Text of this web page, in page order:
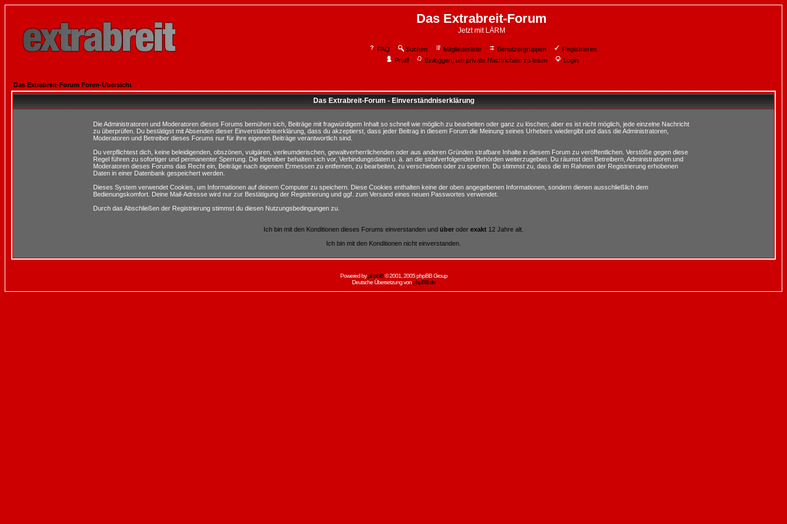
Das Extrabreit-Forum
Jetzt mit LÄRM
FAQ Suchen Mitgliederliste Benutzergruppen
Registrieren
Profil
Einloggen, um private Nachrichten zu lesen Login
Das Extrabreit-Forum Foren-Übersicht
Das Extrabreit-Forum - Einverständniserklärung
Die Administratoren und Moderatoren dieses Forums bemühen sich, Beiträge mit fragwürdigem Inhalt so schnell wie möglich zu bearbeiten oder ganz zu löschen; aber es ist nicht möglich, jede einzelne Nachricht
zu überprüfen. Du bestätigst mit Absenden dieser Einverständniserklärung, dass du akzeptierst, dass jeder Beitrag in diesem Forum die Meinung seines Urhebers wiedergibt und dass die Administratoren,
Moderatoren und Betreiber dieses Forums nur für ihre eigenen Beiträge verantwortlich sind.
Du verpflichtest dich, keine beleidigenden, obszönen, vulgären, verleumderischen, gewaltverherrlichenden oder aus anderen Gründen strafbare Inhalte in diesem Forum zu veröffentlichen. Verstöße gegen diese
Regel führen zu sofortiger und permanenter Sperrung. Die Betreiber behalten sich vor, Verbindungsdaten u. ä. an die strafverfolgenden Behörden weiterzugeben. Du räumst den Betreibern, Administratoren und
Moderatoren dieses Forums das Recht ein, Beiträge nach eigenem Ermessen zu entfernen, zu bearbeiten, zu verschieben oder zu sperren. Du stimmst zu, dass die im Rahmen der Registrierung erhobenen
Daten in einer Datenbank gespeichert werden.
Dieses System verwendet Cookies, um Informationen auf deinem Computer zu speichern. Diese Cookies enthalten keine der oben angegebenen Informationen, sondern dienen ausschließlich dem
Bedienungskomfort. Deine Mail-Adresse wird nur zur Bestätigung der Registrierung und ggf. zum Versand eines neuen Passwortes verwendet.
Durch das Abschließen der Registrierung stimmst du diesen Nutzungsbedingungen zu.
Ich bin mit den Konditionen dieses Forums einverstanden und über oder exakt 12 Jahre alt.
Ich bin mit den Konditionen nicht einverstanden.
Powered byphpBB© 2001, 2005 phpBB Group
Deutsche Übersetzung vonphpBB.de